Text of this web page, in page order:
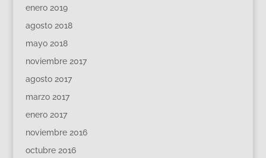
enero 2019
agosto 2018
mayo 2018
noviembre 2017
agosto 2017
marzo 2017
enero 2017
noviembre 2016
octubre 2016